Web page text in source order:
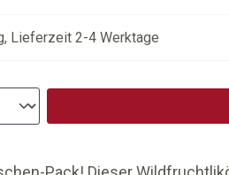
Lieferzeit 2-4 Werktage
Gib den